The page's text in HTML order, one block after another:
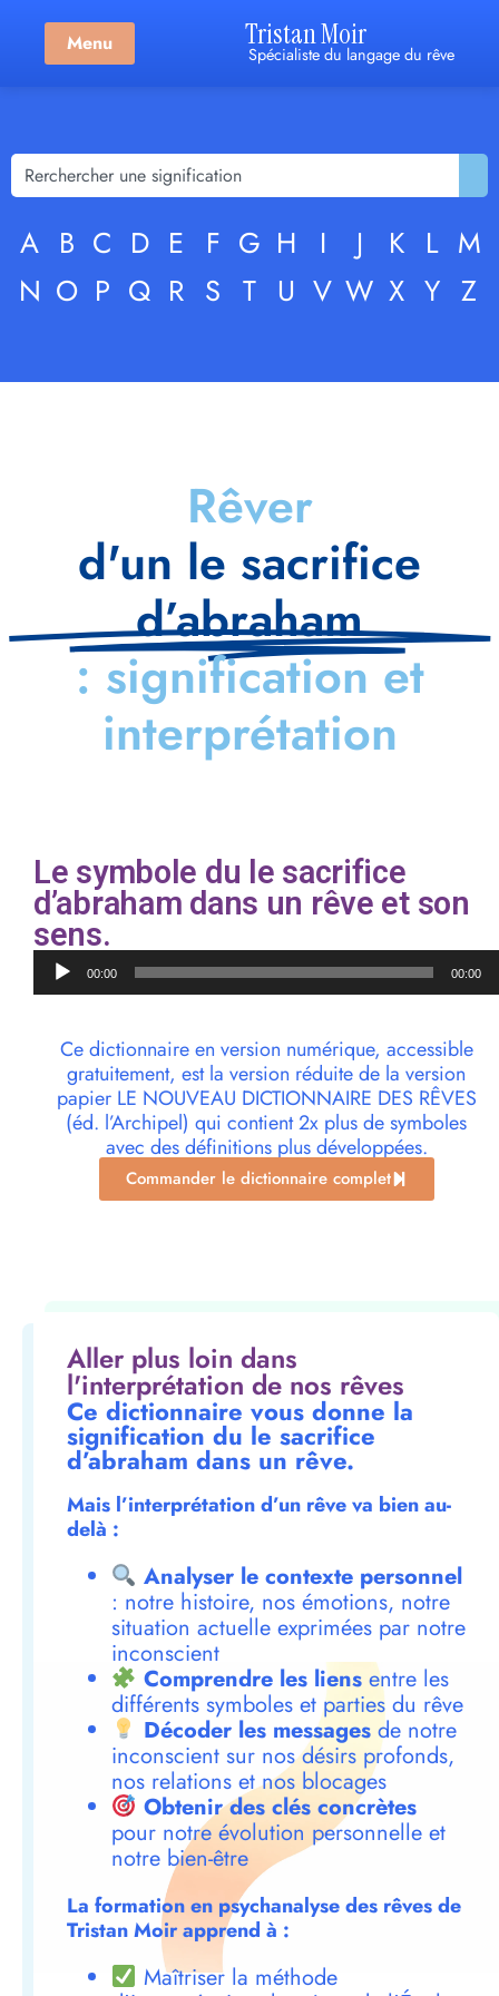
Menu Tristan Moir
Spécialiste du langage du rêve
A B C D E F G H I J K L M
N O P Q R S T U V W X Y Z
Rêver
d'un le sacrifice
d’abraham
: signification et
interprétation
Le symbole du le sacrifice
d’abraham dans un rêve et son
sens.
Lecteur
audio00:00 00:00
Ce dictionnaire en version numérique, accessible
gratuitement, est la version réduite de la version
papier LE NOUVEAU DICTIONNAIRE DES RÊVES
(éd. l’Archipel) qui contient 2x plus de symboles
avec des définitions plus développées.
Commander le dictionnaire complet
Aller plus loin dans
l'interprétation de nos rêves
Ce dictionnaire vous donne la
signification du le sacrifice
d’abraham dans un rêve.
Mais l’interprétation d’un rêve va bien au-
delà :
Analyser le contexte personnel
: notre histoire, nos émotions, notre
situation actuelle exprimées par notre
inconscient
Comprendre les liensentre les
différents symboles et parties du rêve
Décoder les messagesde notre
inconscient sur nos désirs profonds,
nos relations et nos blocages
Obtenir des clés concrètes
pour notre évolution personnelle et
notre bien-être
La formation en psychanalyse des rêves de
Tristan Moir apprend à :
Maîtriser la méthode